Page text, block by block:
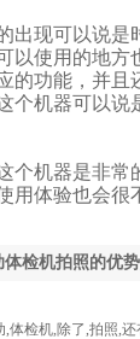
现可以说是时
可以使用的地
能，并且还
这个机器可以说
机器是非常
用体验也会很不
体检机拍照的优势是
,体检机,除了,拍照,还